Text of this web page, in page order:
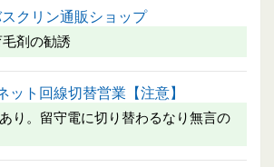
クリン通販ショップ
剤の勧誘
ット回線切替営業【注意】
り。留守電に切り替わるなり無言の